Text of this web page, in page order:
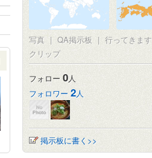
写真 | QA掲示板 | 行ってきます
クリップ
フォロー 0人
フォロワー 2人
掲示板に書く>>